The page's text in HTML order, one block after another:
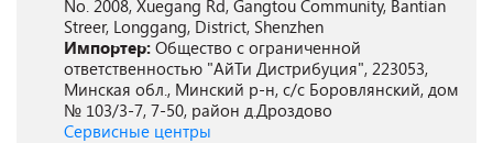
No. 2008, Xuegang Rd, Gangtou Community, Bantian
Streer, Longgang, District, Shenzhen
Импортер: Общество с ограниченной
ответственностью "АйТи Дистрибуция", 223053,
Минская обл., Минский р-н, с/с Боровлянский, дом
№ 103/3-7, 7-50, район д.Дроздово
Сервисные центры